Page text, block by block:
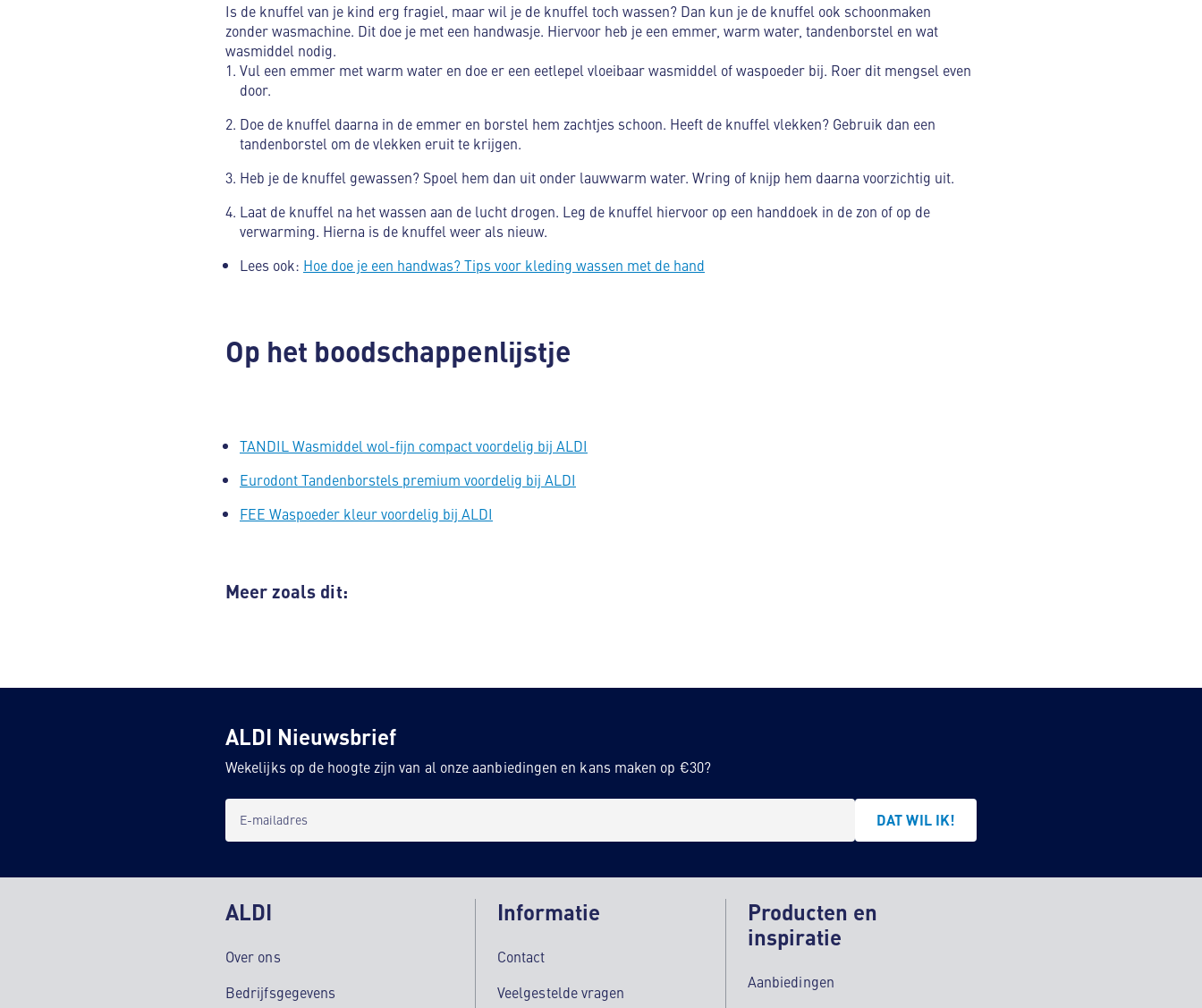
Is de knuffel van je kind erg fragiel, maar wil je de knuffel toch wassen? Dan kun je de knuffel ook schoonmaken
zonder wasmachine. Dit doe je met een handwasje. Hiervoor heb je een emmer, warm water, tandenborstel en wat
wasmiddel nodig.
Vul een emmer met warm water en doe er een eetlepel vloeibaar wasmiddel of waspoeder bij. Roer dit mengsel even
door.
Doe de knuffel daarna in de emmer en borstel hem zachtjes schoon. Heeft de knuffel vlekken? Gebruik dan een
tandenborstel om de vlekken eruit te krijgen.
Heb je de knuffel gewassen? Spoel hem dan uit onder lauwwarm water. Wring of knijp hem daarna voorzichtig uit.
Laat de knuffel na het wassen aan de lucht drogen. Leg de knuffel hiervoor op een handdoek in de zon of op de
verwarming. Hierna is de knuffel weer als nieuw.
Lees ook: Hoe doe je een handwas? Tips voor kleding wassen met de hand
Op het boodschappenlijstje
TANDIL Wasmiddel wol-fijn compact voordelig bij ALDI
Eurodont Tandenborstels premium voordelig bij ALDI
FEE Waspoeder kleur voordelig bij ALDI
Meer zoals dit:
ALDI Nieuwsbrief
Wekelijks op de hoogte zijn van al onze aanbiedingen en kans maken op €30?
E-mailadres DAT WIL IK!
ALDI
Over ons
Bedrijfsgegevens
Informatie
Contact
Veelgestelde vragen
Producten en
inspiratie
Aanbiedingen